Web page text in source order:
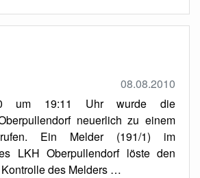
08.08.2010
um 19:11 Uhr wurde die
neuerlich zu einem
Ein Melder (191/1) im
LKH Oberpullendorf löste den
des Melders …